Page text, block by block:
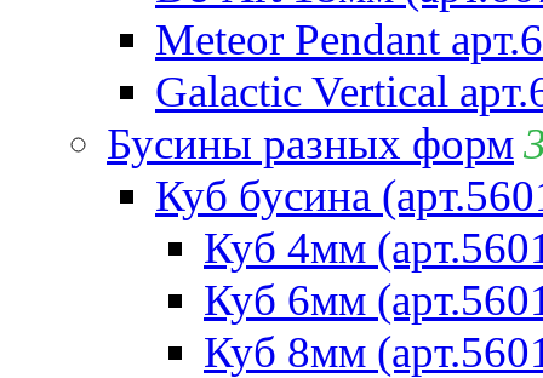
Meteor Pendant
Galactic Vertical
Бусины разных форм
Куб бусина
Куб 4мм
Куб 6мм
Куб 8мм